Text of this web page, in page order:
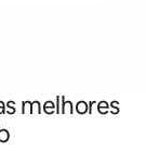
melhores